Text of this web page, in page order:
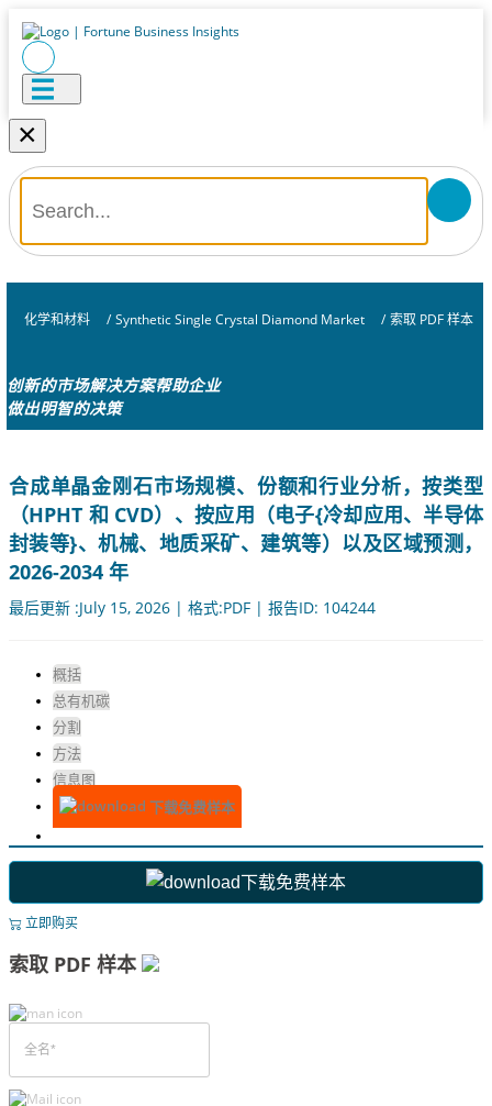
×
化学和材料 / Synthetic Single Crystal Diamond Market / 索取 PDF 样本
创新的市场解决方案帮助企业
做出明智的决策
合成单晶金刚石市场规模、份额和行业分析，按类型
（HPHT 和 CVD）、按应用（电子{冷却应用、半导体
封装等}、机械、地质采矿、建筑等）以及区域预测，
2026-2034 年
最后更新 :July 15, 2026 | 格式:PDF | 报告ID: 104244
概括
总有机碳
分割
方法
信息图
下载免费样本
下载免费样本
立即购买
索取 PDF 样本